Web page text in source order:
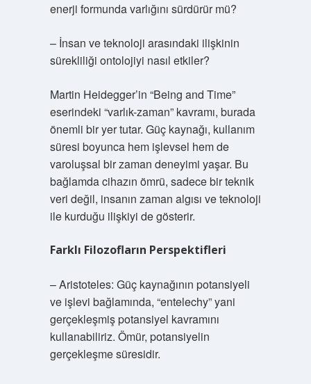
enerji formunda varlığını sürdürür mü?
– İnsan ve teknoloji arasındaki ilişkinin
sürekliliği ontolojiyi nasıl etkiler?
Martin Heidegger’in “Being and Time”
eserindeki “varlık-zaman” kavramı, burada
önemli bir yer tutar. Güç kaynağı, kullanım
süresi boyunca hem işlevsel hem de
varoluşsal bir zaman deneyimi yaşar. Bu
bağlamda cihazın ömrü, sadece bir teknik
veri değil, insanın zaman algısı ve teknoloji
ile kurduğu ilişkiyi de gösterir.
Farklı Filozofların Perspektifleri
– Aristoteles: Güç kaynağının potansiyeli
ve işlevi bağlamında, “entelechy” yani
gerçekleşmiş potansiyel kavramını
kullanabiliriz. Ömür, potansiyelin
gerçekleşme süresidir.